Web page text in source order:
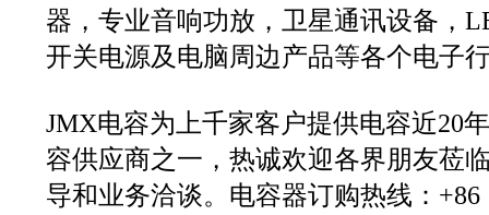
器，专业音响功放，卫星通讯设备，
开关电源及电脑周边产品等各个电子
JMX电容为上千家客户提供电容近20
容供应商之一，热诚欢迎各界朋友莅
导和业务洽谈。电容器订购热线：